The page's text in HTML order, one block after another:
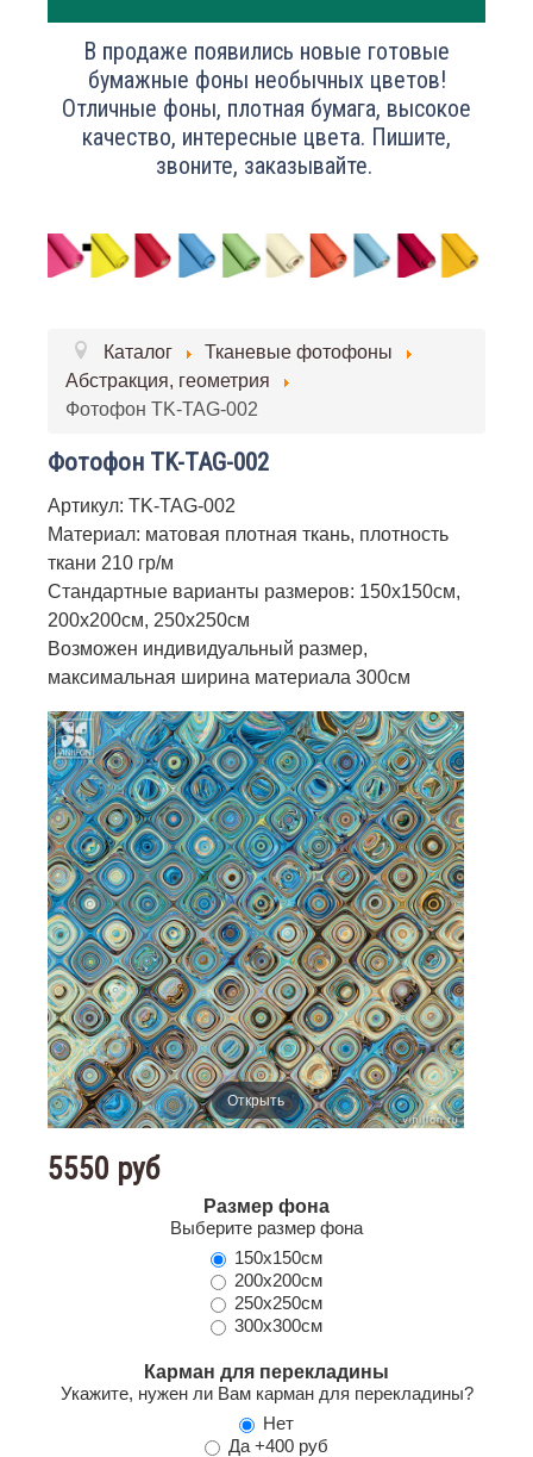
В продаже появились новые готовые
бумажные фоны необычных цветов!
Отличные фоны, плотная бумага, высокое
качество, интересные цвета. Пишите,
звоните, заказывайте.
Каталог
Тканевые фотофоны
Абстракция, геометрия
Фотофон TK-TAG-002
Фотофон TK-TAG-002
Артикул: TK-TAG-002
Материал: матовая плотная ткань, плотность
ткани 210 гр/м
Стандартные варианты размеров: 150х150см,
200х200см, 250х250см
Возможен индивидуальный размер,
максимальная ширина материала 300см
Открыть
5550 руб
Размер фона
Выберите размер фона
150х150см
200х200см
250х250см
300х300см
Карман для перекладины
Укажите, нужен ли Вам карман для перекладины?
Нет
Да +400 руб